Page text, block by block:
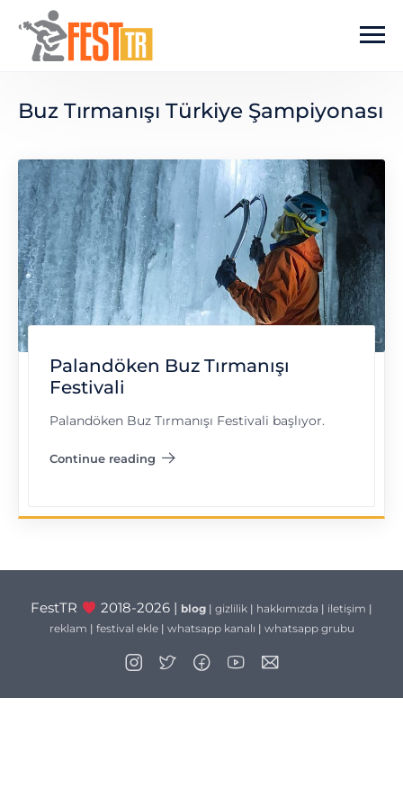
Ana içeriğe atla
Buz Tırmanışı Türkiye Şampiyonası
Palandöken Buz Tırmanışı
Festivali
Palandöken Buz Tırmanışı Festivali başlıyor.
Continue reading
"Palandöken Buz Tırmanışı Festivali"
FestTR 2018-2026 | blog| gizlilik| hakkımızda | iletişim |
reklam | festival ekle| whatsapp kanalı | whatsapp grubu